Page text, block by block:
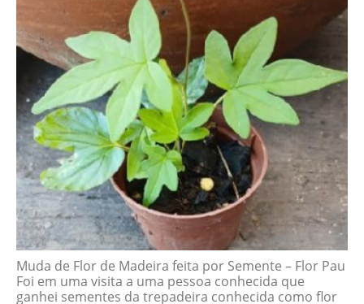
Muda de Flor de Madeira feita por Semente – Flor Pau
Foi em uma visita a uma pessoa conhecida que
ganhei sementes da trepadeira conhecida como flor